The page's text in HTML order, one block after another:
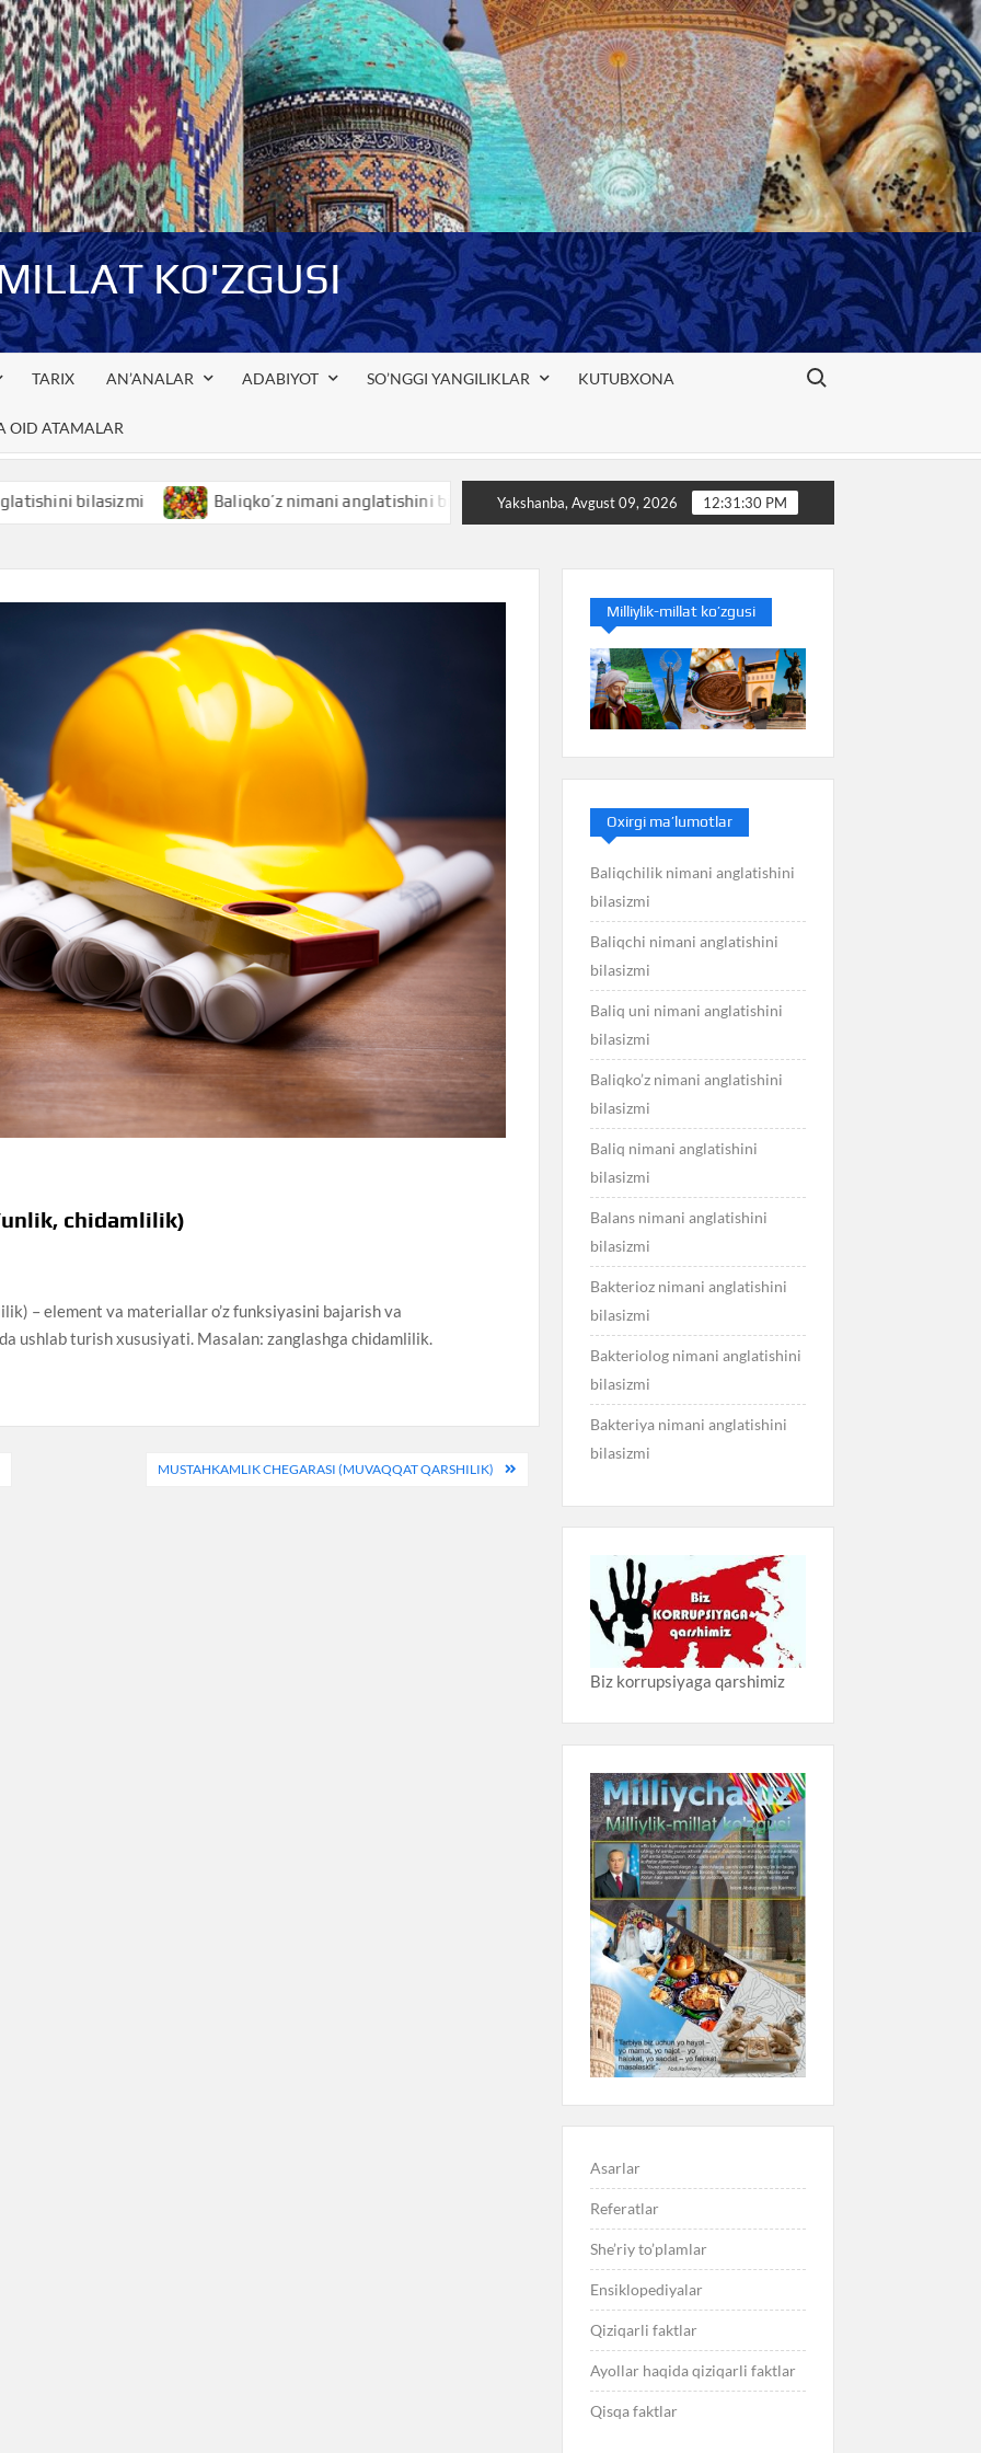
KO'ZGUSI
TARIX AN’ANALAR ADABIYOT SO’NGGI YANGILIKLAR KUTUBXONA
OID ATAMALAR
Search for:
Baliqko’z nimani anglatishini bilasizmi Baliq nimani anglatishini bilasizmi
Yakshanba, Avgust 09, 2026 12:31:31 PM
chidamlilik)
– element va materiallar o’z funksiyasini bajarish va
ushlab turish xususiyati. Masalan: zanglashga chidamlilik.
MUSTAHKAMLIK CHEGARASI (MUVAQQAT QARSHILIK)
Milliylik-millat ko’zgusi
Oxirgi ma’lumotlar
Baliqchilik nimani anglatishini
bilasizmi
Baliqchi nimani anglatishini
bilasizmi
Baliq uni nimani anglatishini
bilasizmi
Baliqko’z nimani anglatishini
bilasizmi
Baliq nimani anglatishini
bilasizmi
Balans nimani anglatishini
bilasizmi
Bakterioz nimani anglatishini
bilasizmi
Bakteriolog nimani anglatishini
bilasizmi
Bakteriya nimani anglatishini
bilasizmi
Biz korrupsiyaga qarshimiz
Asarlar
Referatlar
She’riy to’plamlar
Ensiklopediyalar
Qiziqarli faktlar
Ayollar haqida qiziqarli faktlar
Qisqa faktlar